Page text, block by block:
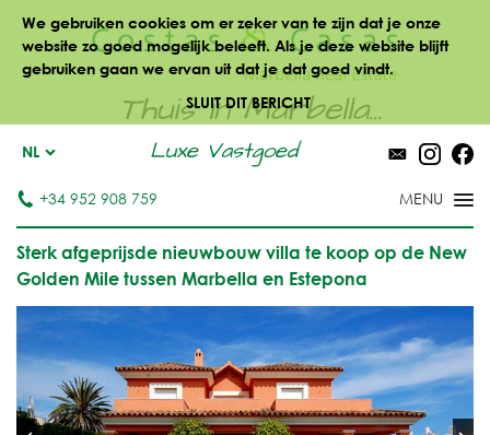
We gebruiken cookies om er zeker van te zijn dat je onze
website zo goed mogelijk beleeft. Als je deze website blijft
gebruiken gaan we ervan uit dat je dat goed vindt.
SLUIT DIT BERICHT
Thuis in Marbella...
Luxe Vastgoed
NL
+34 952 908 759
Sterk afgeprijsde nieuwbouw villa te koop op de New
Golden Mile tussen Marbella en Estepona